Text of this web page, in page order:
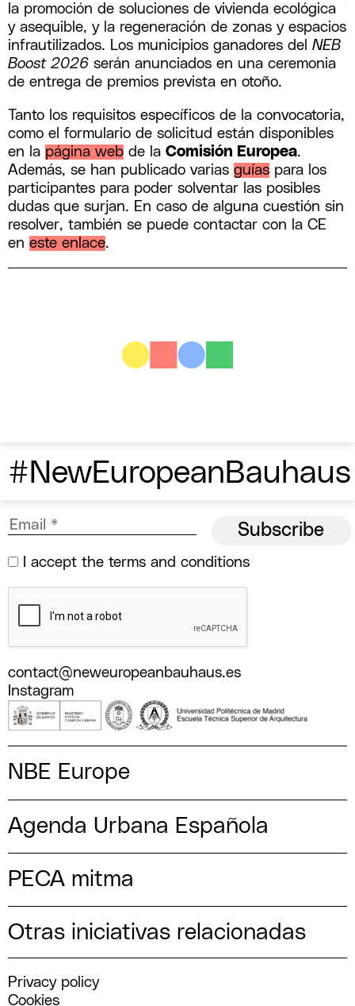
la promoción de soluciones de vivienda ecológica
y asequible, y la regeneración de zonas y espacios
infrautilizados. Los municipios ganadores del NEB
Boost 2026serán anunciados en una ceremonia
de entrega de premios prevista en otoño.
Tanto los requisitos específicos de la convocatoria,
como el formulario de solicitud están disponibles
en la página webde la Comisión Europea.
Además, se han publicado varias guíaspara los
participantes para poder solventar las posibles
dudas que surjan. En caso de alguna cuestión sin
resolver, también se puede contactar con la CE
en este enlace.
#NewEuropeanBauhaus
I accept the terms and conditions
contact@neweuropeanbauhaus.es
Instagram
NBE Europe
Agenda Urbana Española
PECA mitma
Otras iniciativas relacionadas
Privacy policy
Cookies